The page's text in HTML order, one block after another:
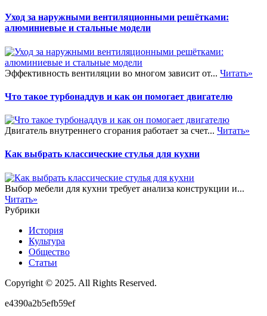
Уход за наружными вентиляционными решётками:
алюминиевые и стальные модели
Эффективность вентиляции во многом зависит от... Читать»
Что такое турбонаддув и как он помогает двигателю
Двигатель внутреннего сгорания работает за счет... Читать»
Как выбрать классические стулья для кухни
Выбор мебели для кухни требует анализа конструкции и...
Читать»
Рубрики
История
Культура
Общество
Статьи
Copyright © 2025. All Rights Reserved.
e4390a2b5efb59ef